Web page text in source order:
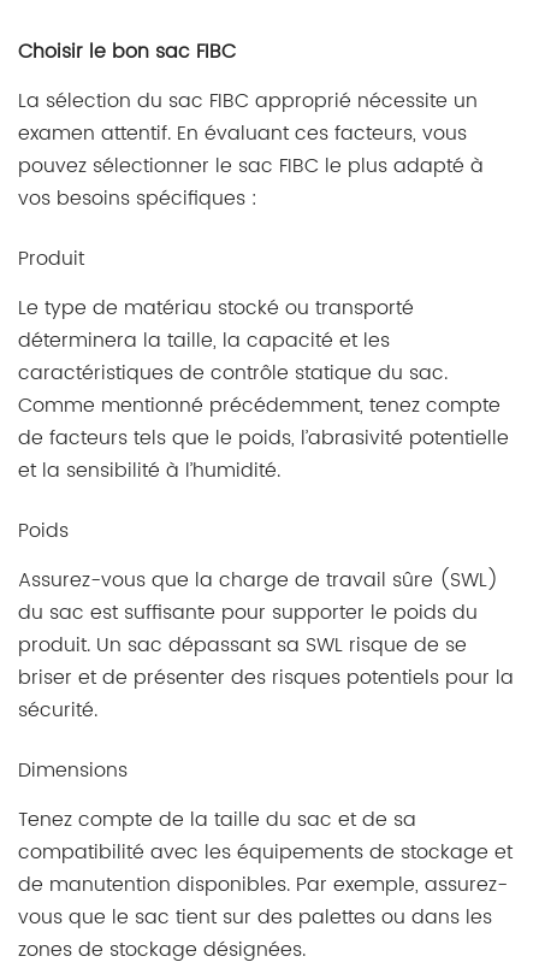
Choisir le bon sac FIBC
La sélection du sac FIBC approprié nécessite un
examen attentif. En évaluant ces facteurs, vous
pouvez sélectionner le sac FIBC le plus adapté à
vos besoins spécifiques :
Produit
Le type de matériau stocké ou transporté
déterminera la taille, la capacité et les
caractéristiques de contrôle statique du sac.
Comme mentionné précédemment, tenez compte
de facteurs tels que le poids, l’abrasivité potentielle
et la sensibilité à l’humidité.
Poids
Assurez-vous que la charge de travail sûre (SWL)
du sac est suffisante pour supporter le poids du
produit. Un sac dépassant sa SWL risque de se
briser et de présenter des risques potentiels pour la
sécurité.
Dimensions
Tenez compte de la taille du sac et de sa
compatibilité avec les équipements de stockage et
de manutention disponibles. Par exemple, assurez-
vous que le sac tient sur des palettes ou dans les
zones de stockage désignées.